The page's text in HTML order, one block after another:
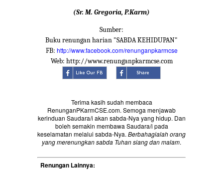
(Sr. M. Gregoria, P.Karm)
Sumber:
Buku renungan harian "SABDA KEHIDUPAN"
FB: http://www.facebook.com/renunganpkarmcse
Web: http://www.renunganpkarmcse.com
Terima kasih sudah membaca
RenunganPKarmCSE.com. Semoga menjawab
kerinduan Saudara/i akan sabda-Nya yang hidup. Dan
boleh semakin membawa Saudara/i pada
keselamatan melalui sabda-Nya. Berbahagialah orang
yang merenungkan sabda Tuhan siang dan malam.
Renungan Lainnya: